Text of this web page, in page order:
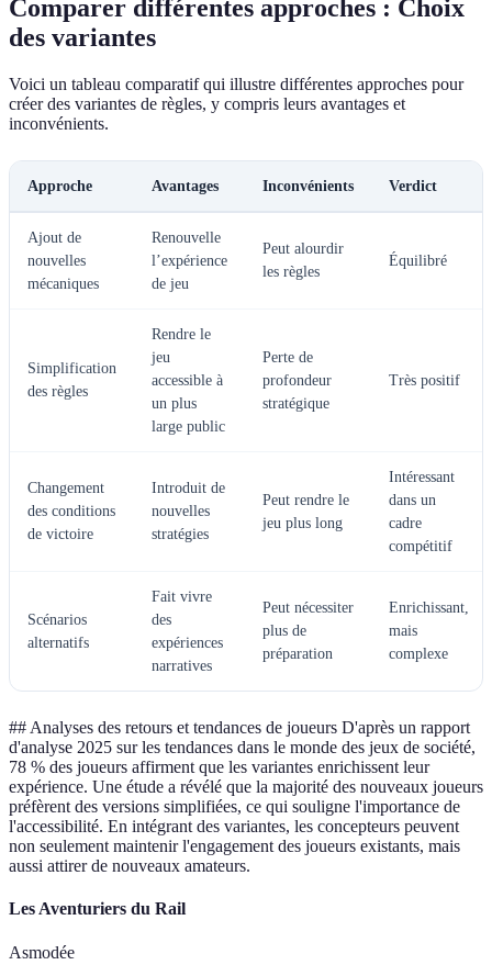
Comparer différentes approches : Choix
des variantes
Voici un tableau comparatif qui illustre différentes approches pour
créer des variantes de règles, y compris leurs avantages et
inconvénients.
Approche Avantages Inconvénients Verdict
Ajout de
nouvelles
mécaniques
Renouvelle
l’expérience
de jeu
Peut alourdir
les règles
Équilibré
Simplification
des règles
Rendre le
jeu
accessible à
un plus
large public
Perte de
profondeur
stratégique
Très positif
Changement
des conditions
de victoire
Introduit de
nouvelles
stratégies
Peut rendre le
jeu plus long
Intéressant
dans un
cadre
compétitif
Scénarios
alternatifs
Fait vivre
des
expériences
narratives
Peut nécessiter
plus de
préparation
Enrichissant,
mais
complexe
## Analyses des retours et tendances de joueurs D'après un rapport
d'analyse 2025 sur les tendances dans le monde des jeux de société,
78 % des joueurs affirment que les variantes enrichissent leur
expérience. Une étude a révélé que la majorité des nouveaux joueurs
préfèrent des versions simplifiées, ce qui souligne l'importance de
l'accessibilité. En intégrant des variantes, les concepteurs peuvent
non seulement maintenir l'engagement des joueurs existants, mais
aussi attirer de nouveaux amateurs.
Les Aventuriers du Rail
Asmodée